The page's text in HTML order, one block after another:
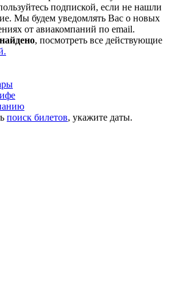
подпиской, если не нашли
Мы будем уведомлять Вас о новых
от авиакомпаний по email.
, посмотреть все действующие
поиск билетов, укажите даты.